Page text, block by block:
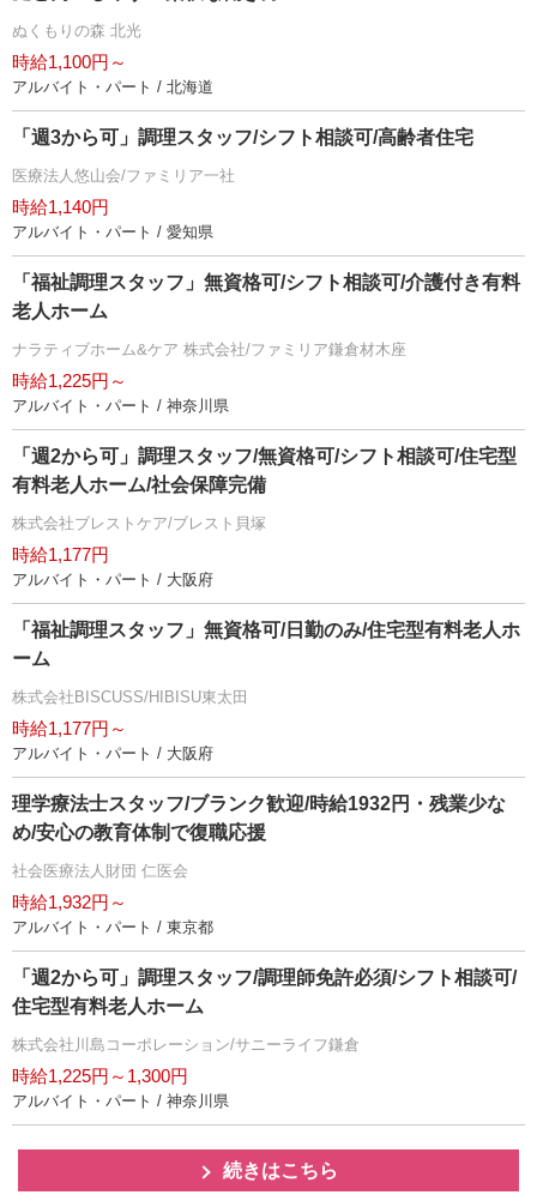
ぬくもりの森 北光
時給1,100円～
アルバイト・パート / 北海道
「週3から可」調理スタッフ/シフト相談可/高齢者住宅
医療法人悠山会/ファミリア一社
時給1,140円
アルバイト・パート / 愛知県
「福祉調理スタッフ」無資格可/シフト相談可/介護付き有料
老人ホーム
ナラティブホーム&ケア 株式会社/ファミリア鎌倉材木座
時給1,225円～
アルバイト・パート / 神奈川県
「週2から可」調理スタッフ/無資格可/シフト相談可/住宅型
有料老人ホーム/社会保障完備
株式会社ブレストケア/ブレスト貝塚
時給1,177円
アルバイト・パート / 大阪府
「福祉調理スタッフ」無資格可/日勤のみ/住宅型有料老人ホ
ーム
株式会社BISCUSS/HIBISU東太田
時給1,177円～
アルバイト・パート / 大阪府
理学療法士スタッフ/ブランク歓迎/時給1932円・残業少な
め/安心の教育体制で復職応援
社会医療法人財団 仁医会
時給1,932円～
アルバイト・パート / 東京都
「週2から可」調理スタッフ/調理師免許必須/シフト相談可/
住宅型有料老人ホーム
株式会社川島コーポレーション/サニーライフ鎌倉
時給1,225円～1,300円
アルバイト・パート / 神奈川県
続きはこちら